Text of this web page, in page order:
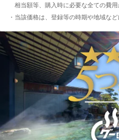
相当額等、購入時に必要な全ての費用
当該価格は、登録等の時期や地域な